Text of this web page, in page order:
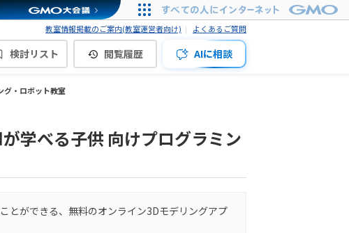
教室情報掲載のご案内(教室運営者向け) よくあるご質問
検討リスト 閲覧履歴 AIに相談
・ロボット教室
学べる子供 向けプログラミン
とができる、無料のオンライン3Dモデリングアプ